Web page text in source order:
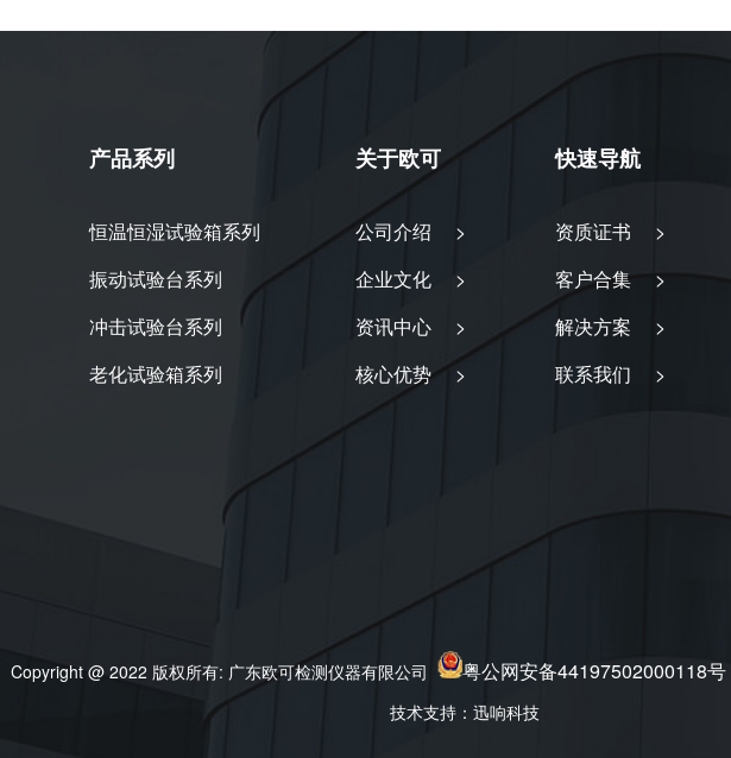
产品系列
恒温恒湿试验箱系列
振动试验台系列
冲击试验台系列
老化试验箱系列
关于欧可
公司介绍 >
企业文化 >
资讯中心 >
核心优势 >
快速导航
资质证书 >
客户合集 >
解决方案 >
联系我们 >
Copyright @ 2022 版权所有: 广东欧可检测仪器有限公司 粤公网安备44197502000118号
技术支持：迅响科技